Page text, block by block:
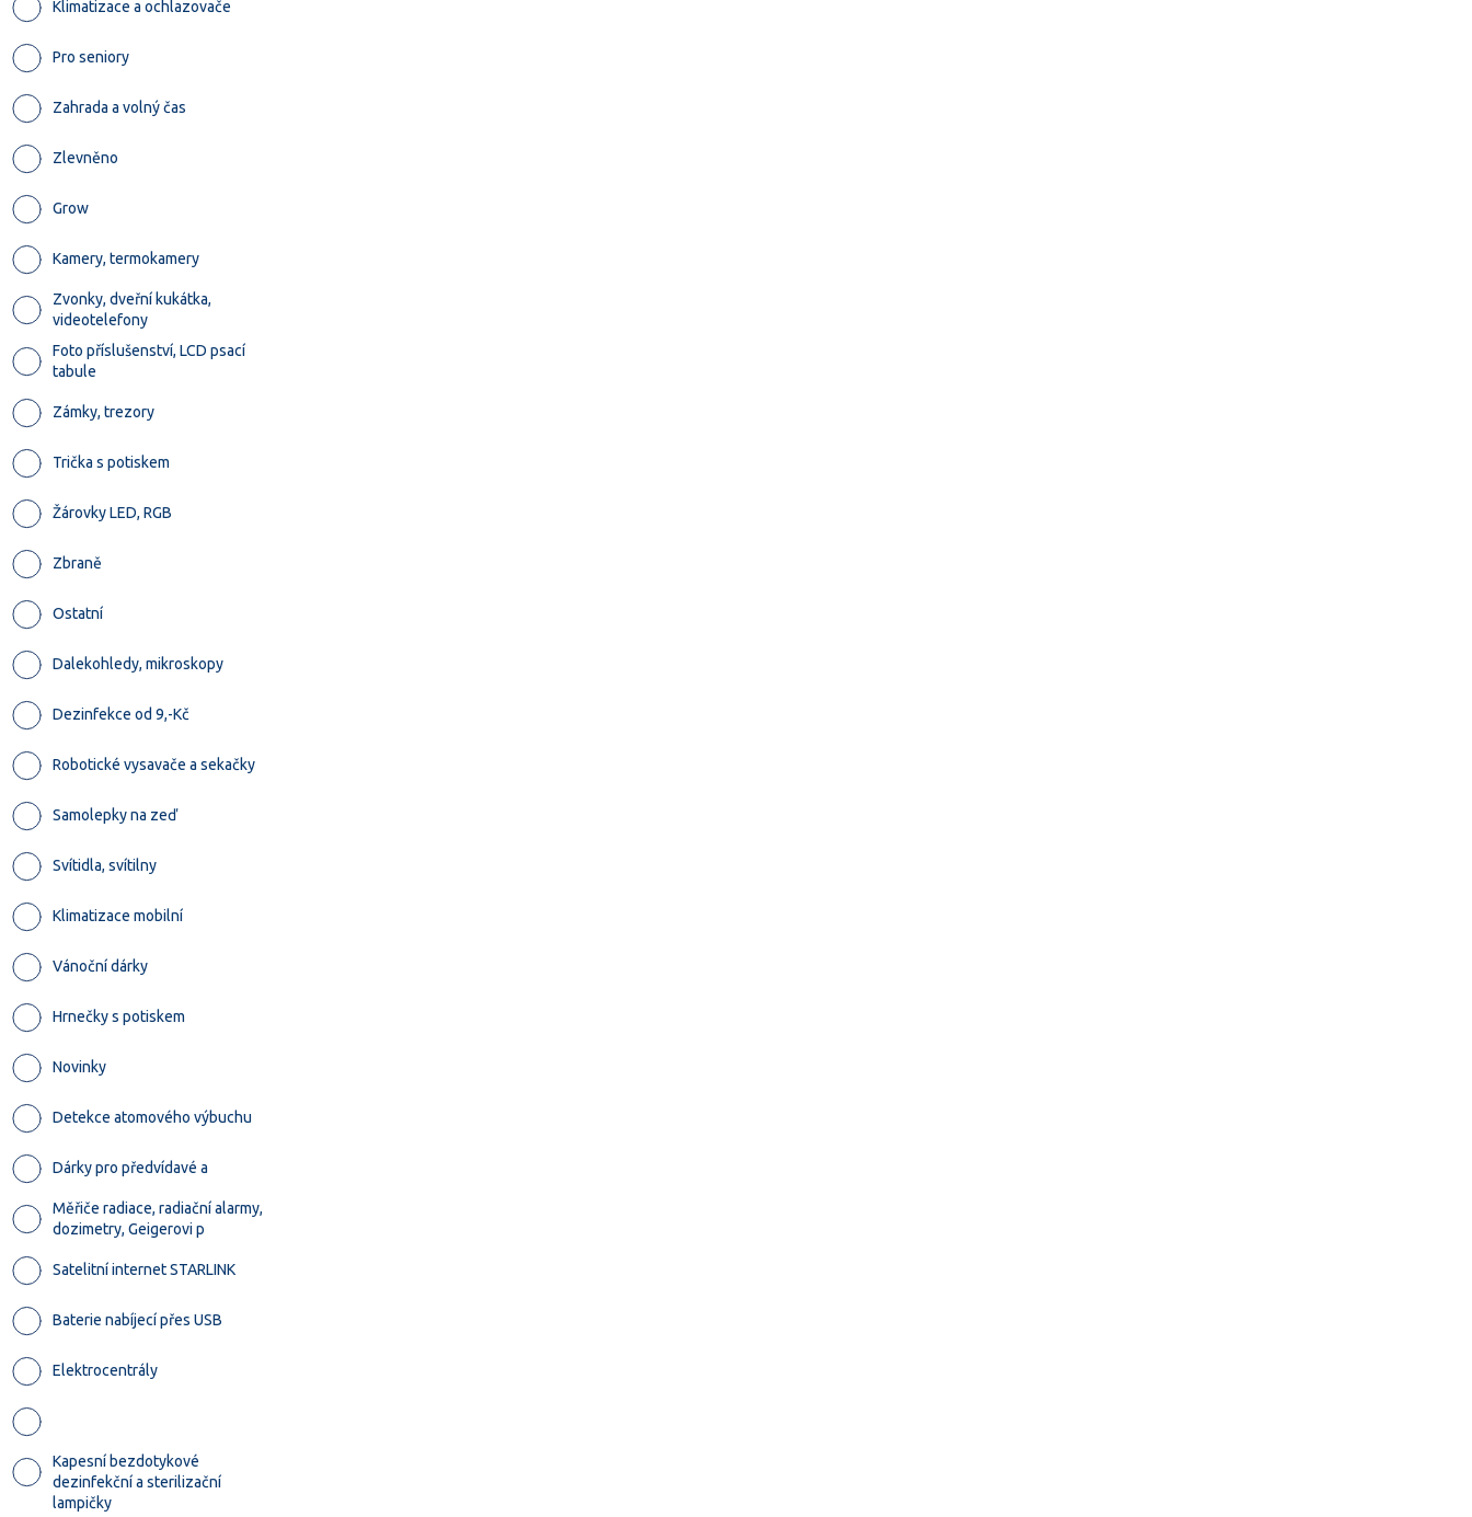
Klimatizace a ochlazovače
Pro seniory
Zahrada a volný čas
Zlevněno
Grow
Kamery, termokamery
Zvonky, dveřní kukátka,
videotelefony
Foto příslušenství, LCD psací
tabule
Zámky, trezory
Trička s potiskem
Žárovky LED, RGB
Zbraně
Ostatní
Dalekohledy, mikroskopy
Dezinfekce od 9,-Kč
Robotické vysavače a sekačky
Samolepky na zeď
Svítidla, svítilny
Klimatizace mobilní
Vánoční dárky
Hrnečky s potiskem
Novinky
Detekce atomového výbuchu
Dárky pro předvídavé a
Měřiče radiace, radiační alarmy,
dozimetry, Geigerovi p
Satelitní internet STARLINK
Baterie nabíjecí přes USB
Elektrocentrály
Kapesní bezdotykové
dezinfekční a sterilizační
lampičky